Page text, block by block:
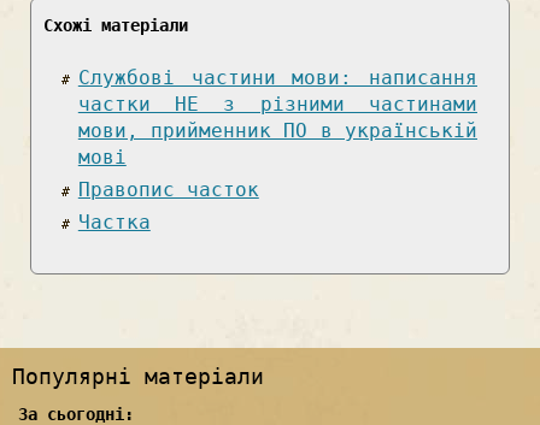
Схожі матеріали
Службові частини мови: написання
частки НЕ з різними частинами
мови, прийменник ПО в українській
мові
Правопис часток
Частка
Популярні матеріали
За сьогодні: